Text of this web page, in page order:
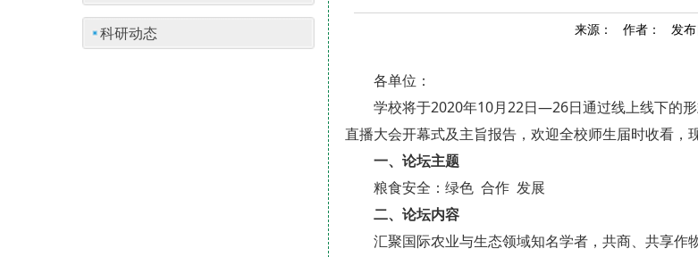
科研动态 来源： 作者： 发布
各单位：
学校将于2020年10月22日—26日通过线上线下的
直播大会开幕式及主旨报告，欢迎全校师生届时收看，
一、论坛主题
粮食安全：绿色 合作 发展
二、论坛内容
汇聚国际农业与生态领域知名学者，共商、共享